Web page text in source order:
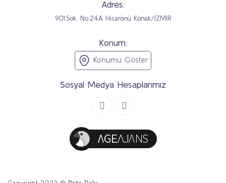
Adres:
901.Sok. No:24A Hisarönü Konak/İZMİR
Konum:
Konumu Göster
Sosyal Medya Hesaplarımız